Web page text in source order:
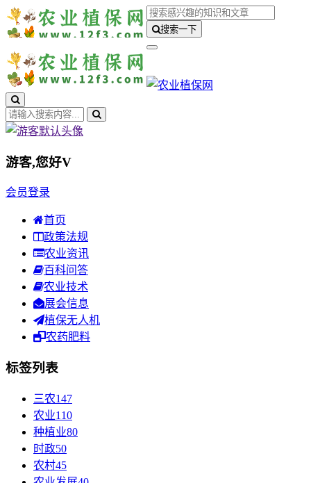
搜索一下
游客,您好V
会员登录
首页
政策法规
农业资讯
百科问答
农业技术
展会信息
植保无人机
农药肥料
标签列表
三农147
农业110
种植业80
时政50
农村45